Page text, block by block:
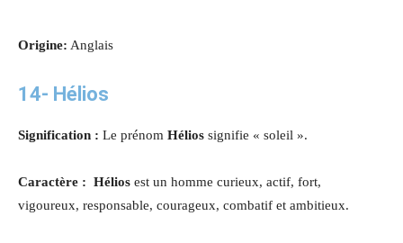
Origine: Anglais
14- Hélios
Signification : Le prénom Hélios signifie « soleil ».
Caractère : Hélios est un homme curieux, actif, fort,
vigoureux, responsable, courageux, combatif et ambitieux.